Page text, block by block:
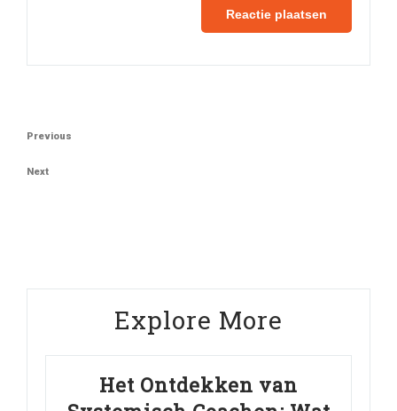
Berichtnavigatie
Previous
Previous
Next
Next
Explore More
Het Ontdekken van